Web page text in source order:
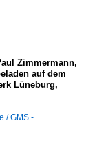
Zimmermann,
auf dem
Lüneburg,
/ GMS -